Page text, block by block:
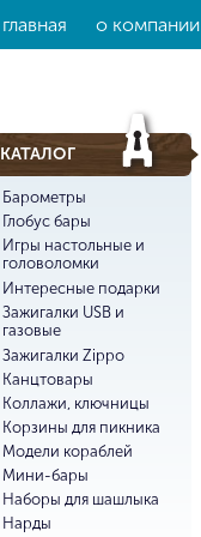
главная о компании
КАТАЛОГ
Барометры
Глобус бары
Игры настольные и
головоломки
Интересные подарки
Зажигалки USB и
газовые
Зажигалки Zippo
Канцтовары
Коллажи, ключницы
Корзины для пикника
Модели кораблей
Мини-бары
Наборы для шашлыка
Нарды